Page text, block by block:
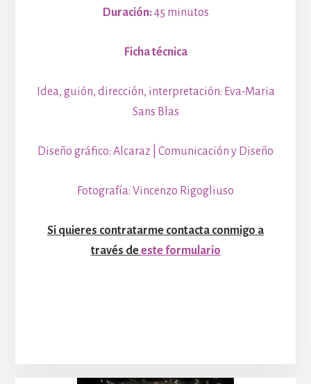
Duración:45 minutos
Ficha técnica
Idea, guión, dirección, interpretación: Eva-Maria
Sans Blas
Diseño gráfico: Alcaraz | Comunicación y Diseño
Fotografía: Vincenzo Rigogliuso
Si quieres contratarme contacta conmigo a
través deeste formulario